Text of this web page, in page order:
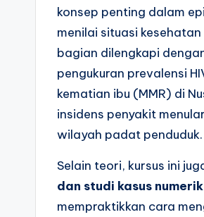
konsep penting dalam
menilai situasi
bagian dilengkapi
pengukuran prevalensi
kematian ibu (MMR) di
insidens penyakit
wilayah padat penduduk.
Selain teori, kursus ini
dan studi kasus numerik
mempraktikkan cara